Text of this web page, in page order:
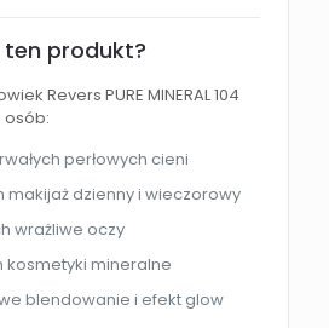
produkt?
Revers PURE MINERAL 104
osób:
perłowych cieni
makijaż dzienny i wieczorowy
wrażliwe oczy
mineralne
blendowanie i efekt glow